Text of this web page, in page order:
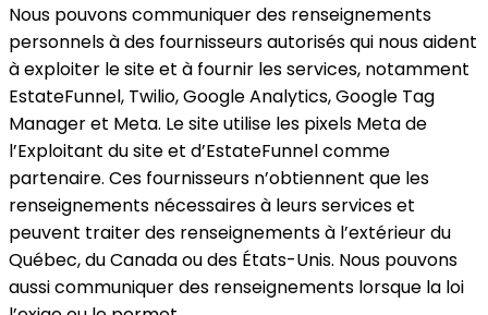
Nous pouvons communiquer des renseignements
personnels à des fournisseurs autorisés qui nous aident
à exploiter le site et à fournir les services, notamment
EstateFunnel, Twilio, Google Analytics, Google Tag
Manager et Meta. Le site utilise les pixels Meta de
l’Exploitant du site et d’EstateFunnel comme
partenaire. Ces fournisseurs n’obtiennent que les
renseignements nécessaires à leurs services et
peuvent traiter des renseignements à l’extérieur du
Québec, du Canada ou des États-Unis. Nous pouvons
aussi communiquer des renseignements lorsque la loi